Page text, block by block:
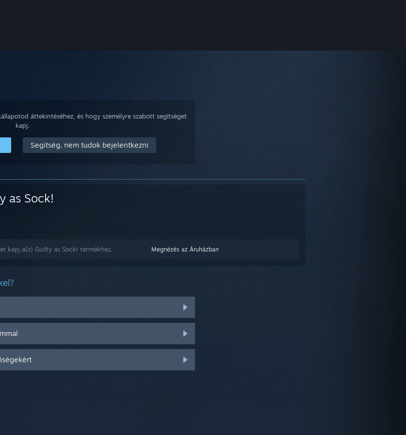
áttekintéséhez, és hogy személyre szabott segítséget
kapj.
Segítség, nem tudok bejelentkezni
as Sock!
Megnézés az Áruházban
kapj a(z) Guilty as Sock! termékhez.